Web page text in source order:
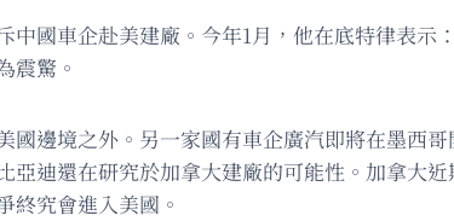
中國車企赴美建廠。今年1月，他在底特律表示
震驚。
國邊境之外。另一家國有車企廣汽即將在墨西
亞迪還在研究於加拿大建廠的可能性。加拿大
終究會進入美國。